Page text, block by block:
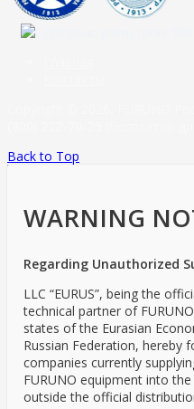
Back to Top
WARNING
Regarding Unauthorized
LLC “EURUS”, being the
technical partner of
states of the Eurasian
Russian Federation, hereby
companies currently
FURUNO equipment into
outside the official